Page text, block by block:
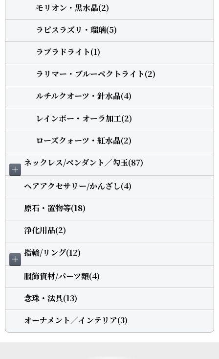
モリオン・黒水晶(2)
ラピスラズリ・瑠璃(5)
ラブラドライト(1)
ラリマー・ブルーペクトライト(2)
ルチルクオーツ・針水晶(4)
レインボー・オーラ加工(2)
ローズクォーツ・紅水晶(2)
＋
ネックレス/ペンダント╱勾玉(87)
ヘアアクセサリー/かんざし(4)
原石・置物等(18)
浄化用品(2)
＋
指輪/リング(12)
服飾資材/パーツ類(4)
念珠・法具(13)
オーナメント╱インテリア(3)